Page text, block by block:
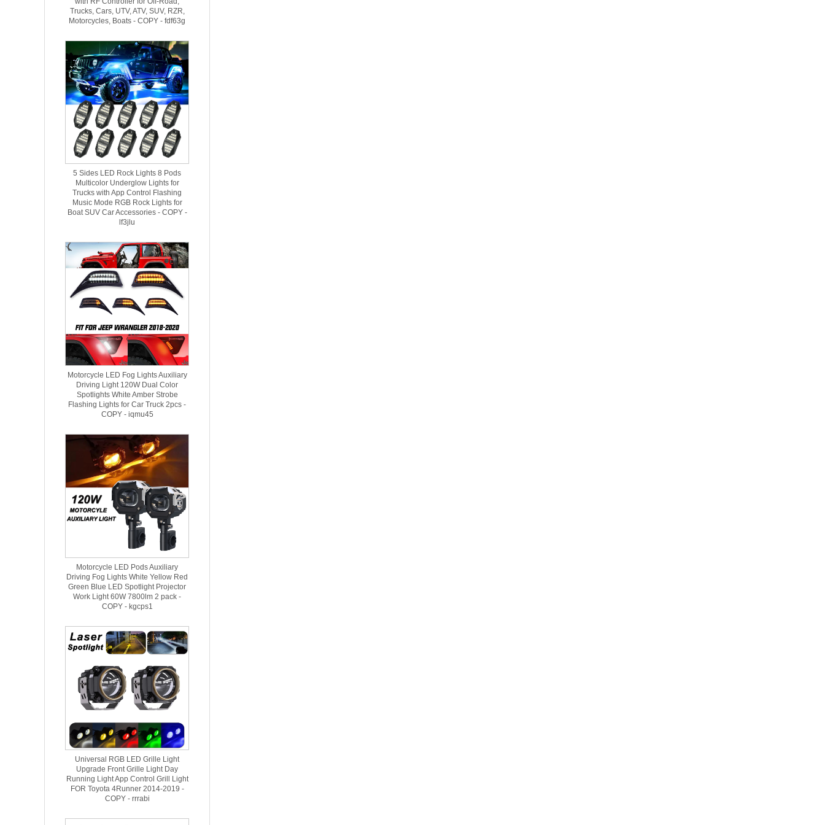
Trucks, Cars, UTV, ATV, SUV, RZR,
Motorcycles, Boats - COPY - fdf63g
5 Sides LED Rock Lights 8 Pods
Multicolor Underglow Lights for
Trucks with App Control Flashing
Music Mode RGB Rock Lights for
Boat SUV Car Accessories - COPY -
lf3jlu
Motorcycle LED Fog Lights Auxiliary
Driving Light 120W Dual Color
Spotlights White Amber Strobe
Flashing Lights for Car Truck 2pcs -
COPY - iqmu45
Motorcycle LED Pods Auxiliary
Driving Fog Lights White Yellow Red
Green Blue LED Spotlight Projector
Work Light 60W 7800lm 2 pack -
COPY - kgcps1
Universal RGB LED Grille Light
Upgrade Front Grille Light Day
Running Light App Control Grill Light
FOR Toyota 4Runner 2014-2019 -
COPY - rrrabi